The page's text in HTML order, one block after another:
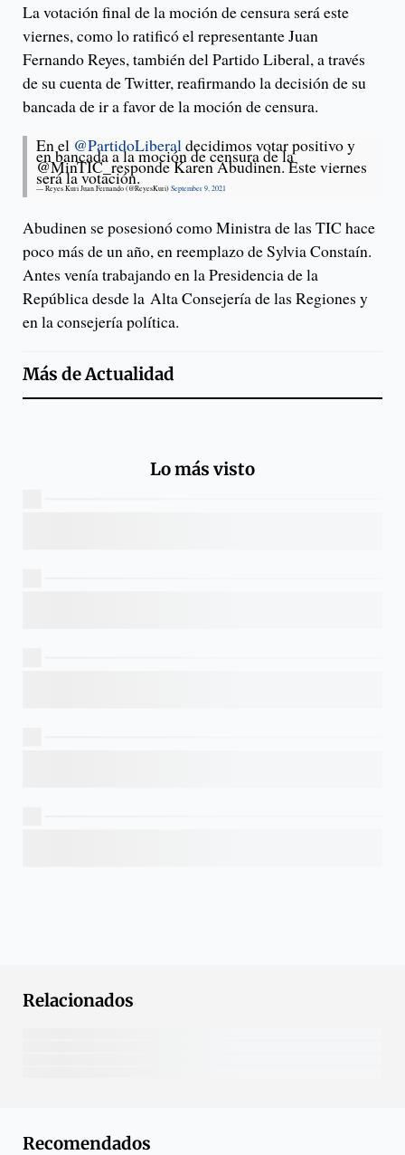
La votación final de la moción de censura será este
viernes, como lo ratificó el representante Juan
Fernando Reyes, también del Partido Liberal, a través
de su cuenta de Twitter, reafirmando la decisión de su
bancada de ir a favor de la moción de censura.
En el @PartidoLiberaldecidimos votar positivo y
en bancada a la moción de censura de la
@MinTIC_responde Karen Abudinen. Este viernes
será la votación.
— Reyes Kuri Juan Fernando (@ReyesKuri) September 9, 2021
Abudinen se posesionó como Ministra de las TIC hace
poco más de un año, en reemplazo de Sylvia Constaín.
Antes venía trabajando en la Presidencia de la
República desde la Alta Consejería de las Regiones y
en la consejería política.
Más deActualidad
Lo más visto
Relacionados
Recomendados